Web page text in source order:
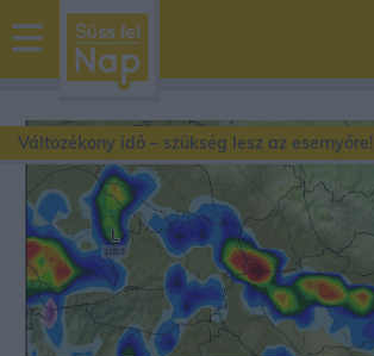
sussfelnap.hu
időjárás
Változékony idő – szükség lesz az esernyőre!